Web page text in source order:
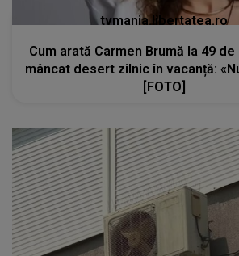
tvmania.libertatea.ro
Cum arată Carmen Brumă la 49 de
mâncat desert zilnic în vacanță:
[FOTO]